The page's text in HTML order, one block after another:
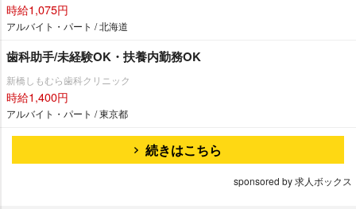
時給1,075円
アルバイト・パート / 北海道
歯科助手/未経験OK・扶養内勤務OK
新橋しもむら歯科クリニック
時給1,400円
アルバイト・パート / 東京都
続きはこちら
sponsored by 求人ボックス